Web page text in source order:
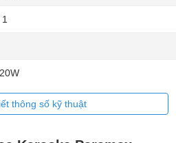
thông số kỹ thuật